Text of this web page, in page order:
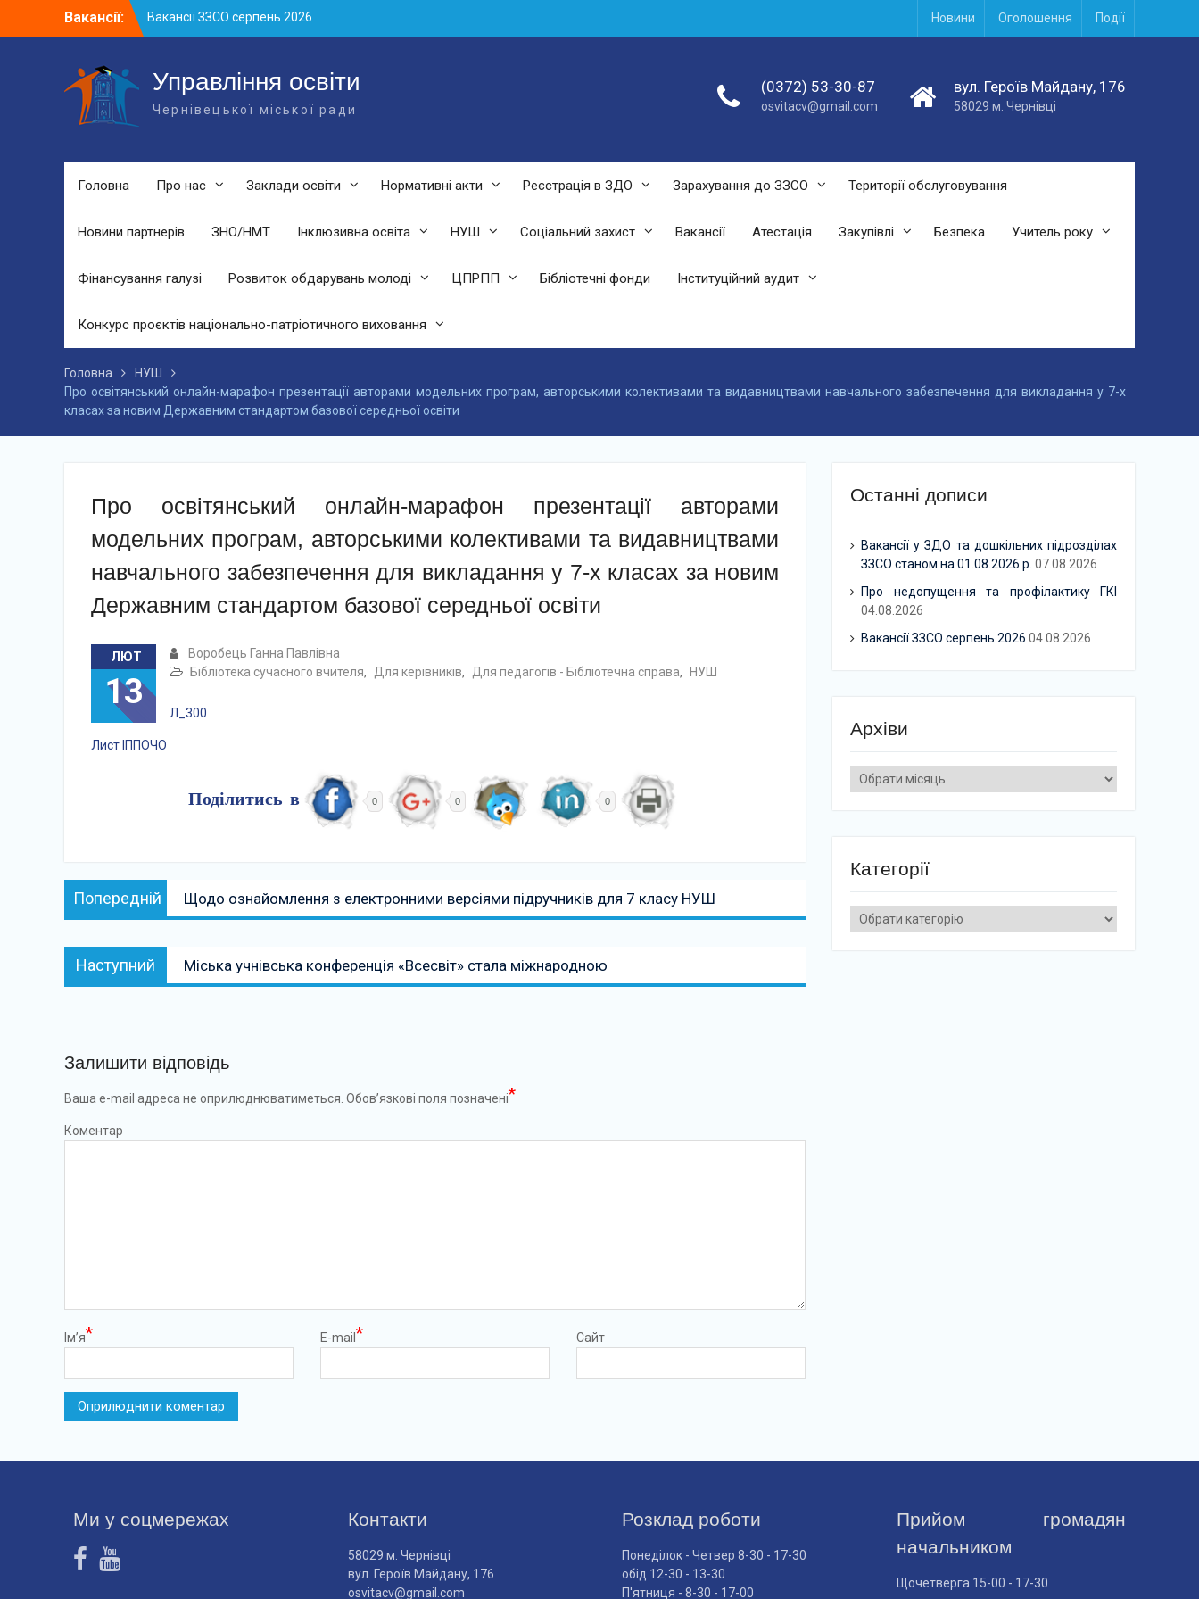
Вакансії:
Вакансії ЗЗСО серпень 2026
Вакансії ЗЗСО червень 2026
підрозділах ЗЗСО станом на 01.08.2026
р.
Новини Оголошення Події
Управління освіти
Чернівецької міської ради
(0372) 53-30-87
osvitacv@gmail.com
вул. Героїв Майдану, 176
58029 м. Чернівці
Головна Про нас Заклади освіти Нормативні акти Реєстрація в ЗДО Зарахування до ЗЗСО Території обслуговування
Новини партнерів ЗНО/НМТ Інклюзивна освіта НУШ Соціальний захист Вакансії Атестація Закупівлі Безпека Учитель року
Фінансування галузі Розвиток обдарувань молоді ЦПРПП Бібліотечні фонди Інституційний аудит
Конкурс проєктів національно-патріотичного виховання
Головна
НУШ
Про освітянський онлайн-марафон презентації авторами модельних програм, авторськими колективами та видавництвами навчального забезпечення для викладання у 7-х
класах за новим Державним стандартом базової середньої освіти
Про освітянський онлайн-марафон презентації авторами
модельних програм, авторськими колективами та видавництвами
навчального забезпечення для викладання у 7-х класах за новим
Державним стандартом базової середньої освіти
ЛЮТ
13
Воробець Ганна Павлівна
Бібліотека сучасного вчителя, Для керівників, Для педагогів - Бібліотечна справа, НУШ
Л_300
Лист ІППОЧО
Поділитись в 0 0 0
Навігація
записів
Попередній Попередній:
Щодо ознайомлення з електронними версіями підручників для 7 класу НУШ
Наступний Наступний:
Міська учнівська конференція «Всесвіт» стала міжнародною
Залишити відповідь
Ваша e-mail адреса не оприлюднюватиметься. Обов’язкові поля позначені*
Коментар
Ім’я* E-mail * Сайт
Останні дописи
Вакансії у ЗДО та дошкільних підрозділах
ЗЗСО станом на 01.08.2026 р. 07.08.2026
Про недопущення та профілактику ГКІ
04.08.2026
Вакансії ЗЗСО серпень 2026 04.08.2026
Архіви
Архіви
Категорії
Категорії
Ми у соцмережах Контакти
58029 м. Чернівці
вул. Героїв Майдану, 176
osvitacv@gmail.com
Розклад роботи
Понеділок - Четвер 8-30 - 17-30
обід 12-30 - 13-30
П'ятниця - 8-30 - 17-00
Прийом громадян
начальником
Щочетверга 15-00 - 17-30